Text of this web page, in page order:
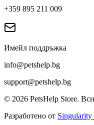
+359 895 211 009
Имейл поддръжка
info@petshelp.bg
support@petshelp.bg
© 2026 PetsHelp Store.
Разработено от Singularity